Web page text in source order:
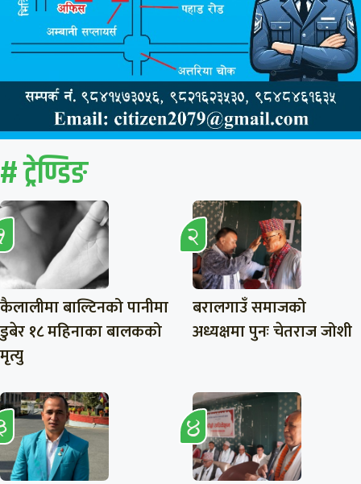
# ट्रेण्डिङ
कैलालीमा बाल्टिनको पानीमा
डुबेर १८ महिनाका बालकको
मृत्यु
बरालगाउँ समाजको
अध्यक्षमा पुनः चेतराज जोशी